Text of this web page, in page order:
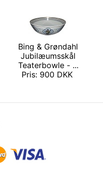
Bing & Grøndahl
Jubilæumsskål
Teaterbowle - ...
Pris: 900 DKK